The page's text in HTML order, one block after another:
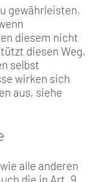
gewährleisten.
diesem nicht
diesen Weg.
selbst
wirken sich
aus, siehe
alle anderen